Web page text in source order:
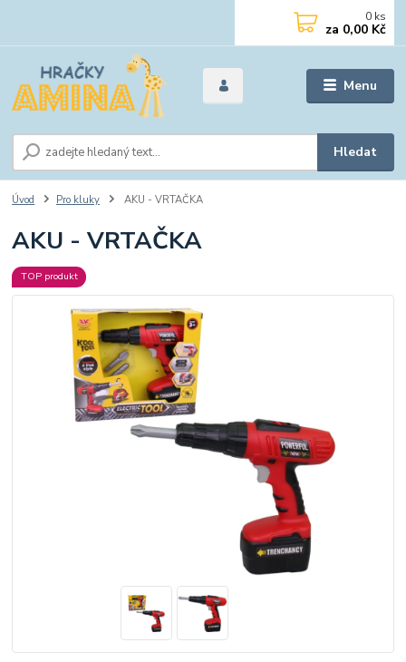
Menu
Hledat
0 ks
za 0,00 Kč
Úvod Pro kluky AKU - VRTAČKA
AKU - VRTAČKA
TOP produkt